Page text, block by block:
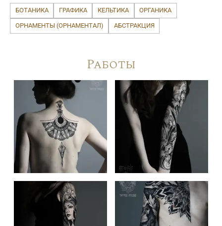
БОТАНИКА ГРАФИКА КЕЛЬТИКА ОРГАНИКА
ОРНАМЕНТЫ (ОРНАМЕНТАЛ) АБСТРАКЦИЯ
Работы